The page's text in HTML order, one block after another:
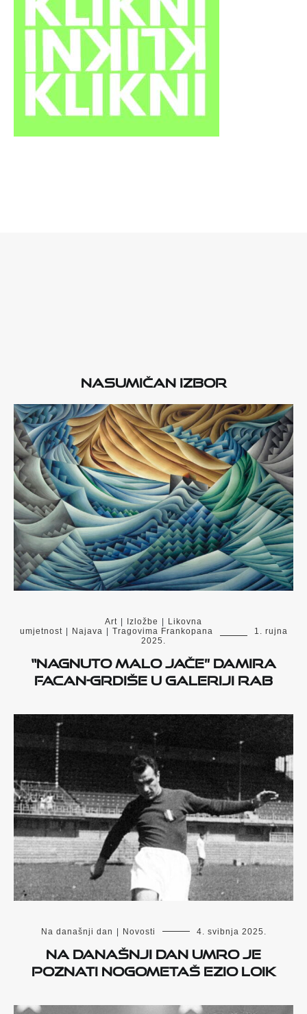
Nasumičan izbor
Art | Izložbe | Likovna
umjetnost | Najava | Tragovima Frankopana
1. rujna
2025.
“Nagnuto malo jače” Damira
Facan-Grdiše u Galeriji Rab
Na današnji dan | Novosti 4. svibnja 2025.
Na današnji dan umro je
poznati nogometaš Ezio Loik